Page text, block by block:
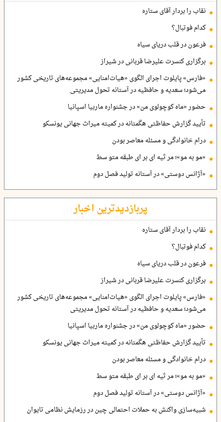
نقاب را بردار آقای ستاره
کدام فوتبال؟
فرعون در قلب دریای سیاه
برگزاری کنسرت علیرضا قربانی در شیراز
«فارس» پایلوت اجرای الگوی «هیات‌امنایی» مجموعه‌های تاریخی کشور
می‌شود؛ سعدیه و حافظیه در آستانه تحول مدیریتی
حضور «ماه کوچولوی من» در جشنواره ماربیا اسپانیا
تأیید گزارش حفاظتی هگمتانه در کمیته میراث جهانی یونسکو
درام خانوادگی و مسئله معاصر بودن
«مو به مو»؛ مر ثیه ای بر ای طبقه متو سط
«آژانس دوستی» در آستانه تولید فصل دوم
پربازدیدترین اخبار
نقاب را بردار آقای ستاره
کدام فوتبال؟
فرعون در قلب دریای سیاه
برگزاری کنسرت علیرضا قربانی در شیراز
«فارس» پایلوت اجرای الگوی «هیات‌امنایی» مجموعه‌های تاریخی کشور
می‌شود؛ سعدیه و حافظیه در آستانه تحول مدیریتی
حضور «ماه کوچولوی من» در جشنواره ماربیا اسپانیا
تأیید گزارش حفاظتی هگمتانه در کمیته میراث جهانی یونسکو
درام خانوادگی و مسئله معاصر بودن
«مو به مو»؛ مر ثیه ای بر ای طبقه متو سط
«آژانس دوستی» در آستانه تولید فصل دوم
شبیه‌سازی واکنش به حملات احتمالی چین در رزمایش نظامی تایوان